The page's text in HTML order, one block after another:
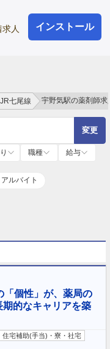
人
インストール
ログイン 会員登録
JR七尾線 宇野気駅の薬剤師求
変更
職種
給与
ルバイト
個性」が、薬局の
的なキャリアを築
住宅補助(手当)・寮・社宅